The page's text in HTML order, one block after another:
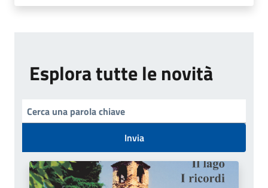
Esplora tutte le novità
Invia